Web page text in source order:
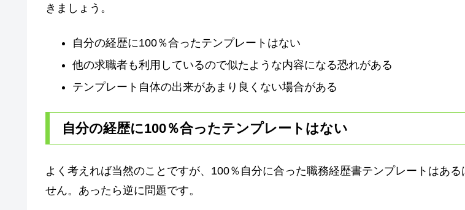
きましょう。
自分の経歴に100％合ったテンプレートはない
他の求職者も利用しているので似たような内容になる恐れがある
テンプレート自体の出来があまり良くない場合がある
自分の経歴に100％合ったテンプレートはない
よく考えれば当然のことですが、100％自分に合った職務経歴書テンプレートはある
せん。あったら逆に問題です。